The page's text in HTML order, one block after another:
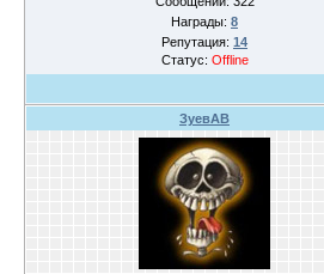
Награды: 8
Репутация: 14
Статус: Offline
ЗуевАВ